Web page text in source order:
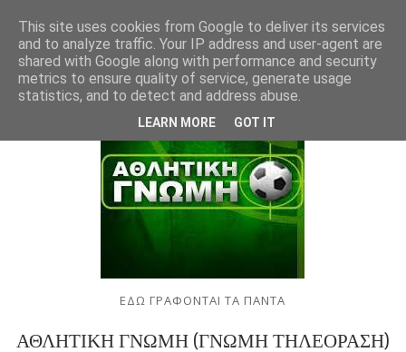
ΕΔΩ ΓΡΑΦΟΝΤΑΙ ΤΑ ΠΑΝΤΑ
ΑΘΛΗΤΙΚΗ ΓΝΩΜΗ (ΓΝΩΜΗ ΤΗΛΕΟΡΑΣΗ)
This site uses cookies from Google to deliver its services
and to analyze traffic. Your IP address and user-agent are
shared with Google along with performance and security
metrics to ensure quality of service, generate usage
statistics, and to detect and address abuse.
LEARN MORE GOT IT